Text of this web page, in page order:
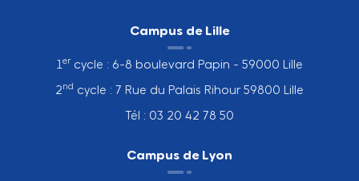
Campus de Lille
1ercycle : 6-8 boulevard Papin - 59000 Lille
2nd cycle : 7 Rue du Palais Rihour 59800 Lille
Tél : 03 20 42 78 50
Campus de Lyon